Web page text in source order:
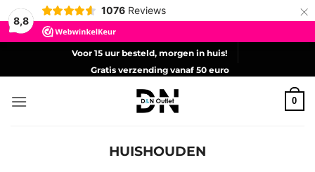
8,8
1076 Reviews ×
Voor 15 uur besteld, morgen in huis!
Gratis verzending vanaf 50 euro
0
HUISHOUDEN